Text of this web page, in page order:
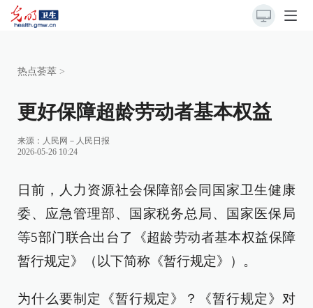
热点荟萃 >
更好保障超龄劳动者基本权益
来源： 人民网－人民日报
2026-05-26 10:24
日前，人力资源社会保障部会同国家卫生健康
委、应急管理部、国家税务总局、国家医保局
等5部门联合出台了《超龄劳动者基本权益保障
暂行规定》（以下简称《暂行规定》）。
为什么要制定《暂行规定》？《暂行规定》对